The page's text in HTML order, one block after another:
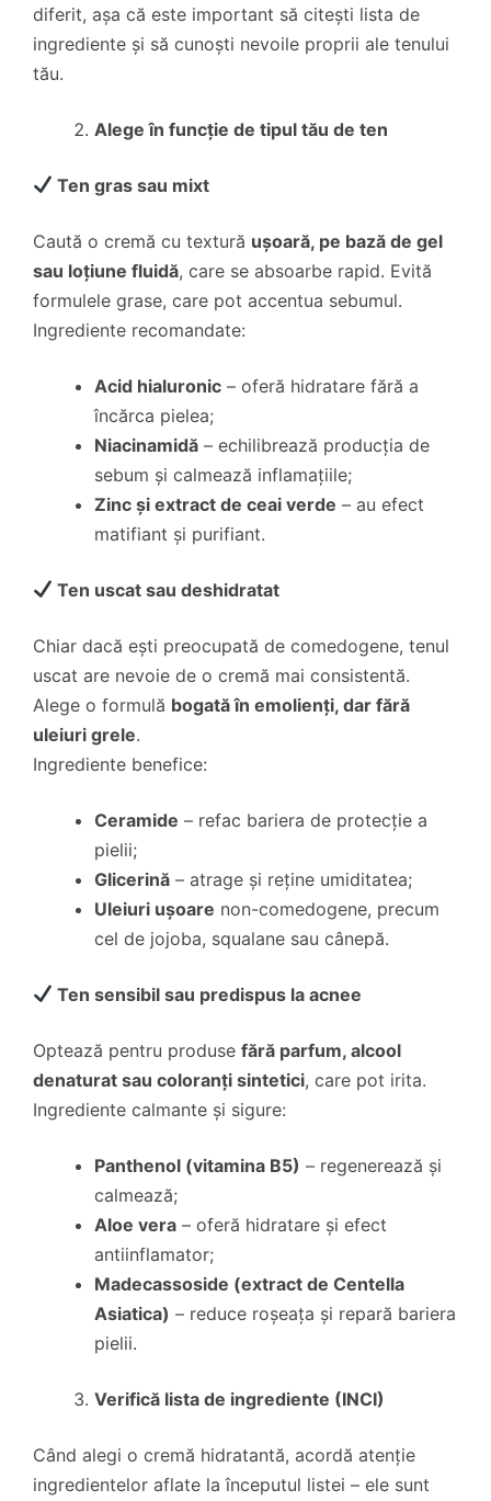
diferit, așa că este important să citești lista de
ingrediente și să cunoști nevoile proprii ale tenului
tău.
Alege în funcție de tipul tău de ten
Ten gras sau mixt
Caută o cremă cu textură ușoară, pe bază de gel
sau loțiune fluidă, care se absoarbe rapid. Evită
formulele grase, care pot accentua sebumul.
Ingrediente recomandate:
Acid hialuronic – oferă hidratare fără a
încărca pielea;
Niacinamidă – echilibrează producția de
sebum și calmează inflamațiile;
Zinc și extract de ceai verde – au efect
matifiant și purifiant.
Ten uscat sau deshidratat
Chiar dacă ești preocupată de comedogene, tenul
uscat are nevoie de o cremă mai consistentă.
Alege o formulă bogată în emolienți, dar fără
uleiuri grele.
Ingrediente benefice:
Ceramide – refac bariera de protecție a
pielii;
Glicerină – atrage și reține umiditatea;
Uleiuri ușoare non-comedogene, precum
cel de jojoba, squalane sau cânepă.
Ten sensibil sau predispus la acnee
Optează pentru produse fără parfum, alcool
denaturat sau coloranți sintetici, care pot irita.
Ingrediente calmante și sigure:
Panthenol (vitamina B5) – regenerează și
calmează;
Aloe vera – oferă hidratare și efect
antiinflamator;
Madecassoside (extract de Centella
Asiatica) – reduce roșeața și repară bariera
pielii.
Verifică lista de ingrediente (INCI)
Când alegi o cremă hidratantă, acordă atenție
ingredientelor aflate la începutul listei – ele sunt